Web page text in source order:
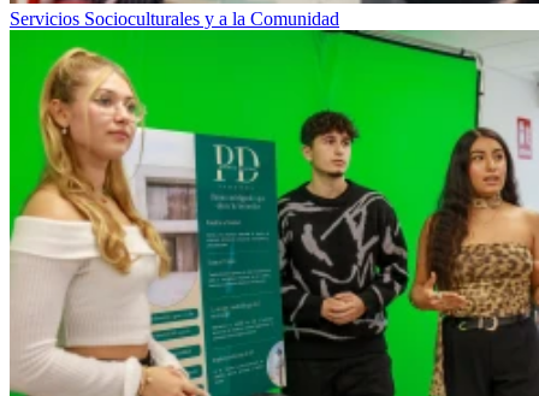
Servicios Socioculturales y a la Comunidad